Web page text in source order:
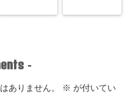
-
ありません。 ※ が付いてい